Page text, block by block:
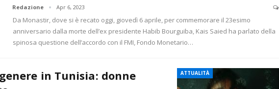
Redazione Apr 6, 2023
Da Monastir, dove si è recato oggi, giovedì 6 aprile, per commemorare il 23esimo
anniversario dalla morte dell’ex presidente Habib Bourguiba, Kais Saied ha parlato della
spinosa questione dell’accordo con il FMI, Fondo Monetario…
ATTUALITÀ
in Tunisia: donne